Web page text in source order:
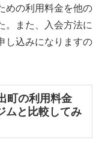
めの利用料金を他の
。また、入会方法に
し込みになりますの
町の利用料金
ムと比較してみ